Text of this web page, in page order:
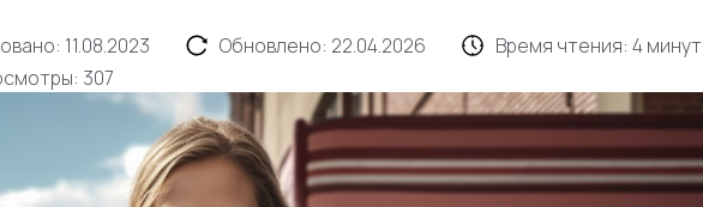
11.08.2023 Обновлено: 22.04.2026 Время чтения: 4минут
307